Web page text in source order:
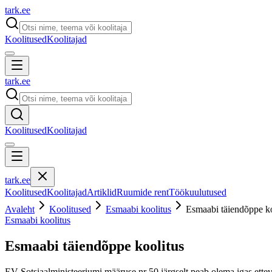
tark.ee
KoolitusedKoolitajad
tark.ee
KoolitusedKoolitajad
tark.ee
KoolitusedKoolitajadArtiklidRuumide rentTöökuulutused
Avaleht
Koolitused Esmaabi koolitus
Esmaabi täiendõppe
Esmaabi koolitus
Esmaabi täiendõppe koolitus